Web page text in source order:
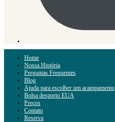
Home
Nossa História
Perguntas Frequentes
Blog
Ajuda para escolher um acampamento
Bolsa desporto EUA
Preços
Contato
Reserva